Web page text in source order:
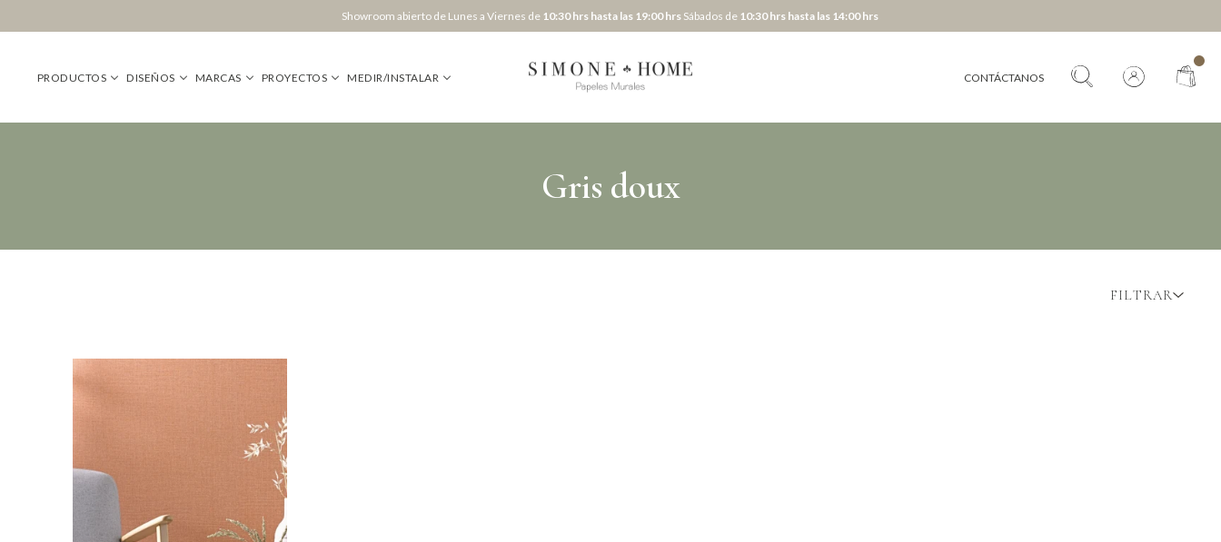
Showroom abierto de Lunes a Viernes de 10:30 hrs hasta las 19:00 hrs Sábados de 10:30 hrs hasta las 14:00 hrs
PRODUCTOS DISEÑOS MARCAS PROYECTOS MEDIR/INSTALAR CONTÁCTANOS
Gris doux
FILTRAR